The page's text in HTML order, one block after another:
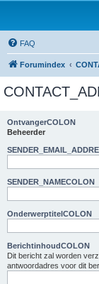
FAQ
Forumindex
OntvangerCOLON
Beheerder
SENDER_NAMECOLON
OnderwerptitelCOLON
BerichtinhoudCOLON
Dit bericht zal worden
antwoordadres voor dit